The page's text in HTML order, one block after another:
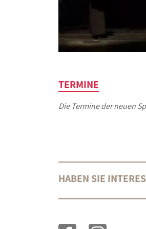
TERMINE
Die Termine der neuen
HABEN SIE